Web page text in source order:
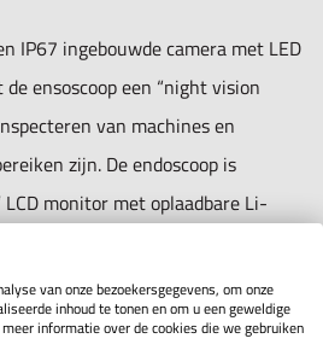
IP67 ingebouwde camera met LED
ensoscoop een “night vision
van machines en
zijn. De endoscoop is
monitor met oplaadbare Li-
de beelden gezonden via
De LCD monitor heeft een SD
van onze bezoekersgegevens, om onze
inhoud te tonen en om u een geweldige
informatie over de cookies die we gebruiken